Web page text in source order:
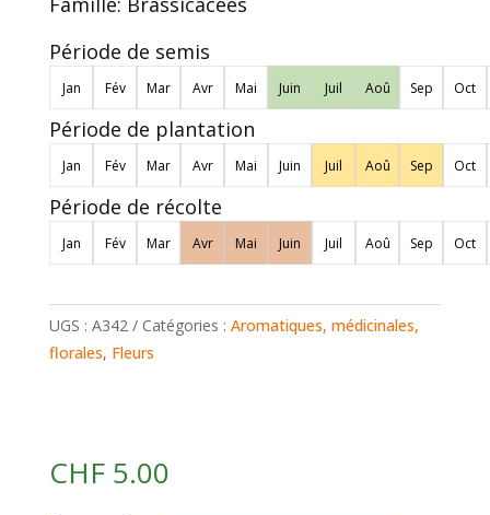
Période de semis
Jan Fév Mar Avr Mai Juin Juil Aoû Sep Oct
Période de plantation
Jan Fév Mar Avr Mai Juin Juil Aoû Sep Oct
Période de récolte
Jan Fév Mar Avr Mai Juin Juil Aoû Sep Oct
UGS : A342 Catégories : Aromatiques, médicinales,
florales, Fleurs
CHF5.00